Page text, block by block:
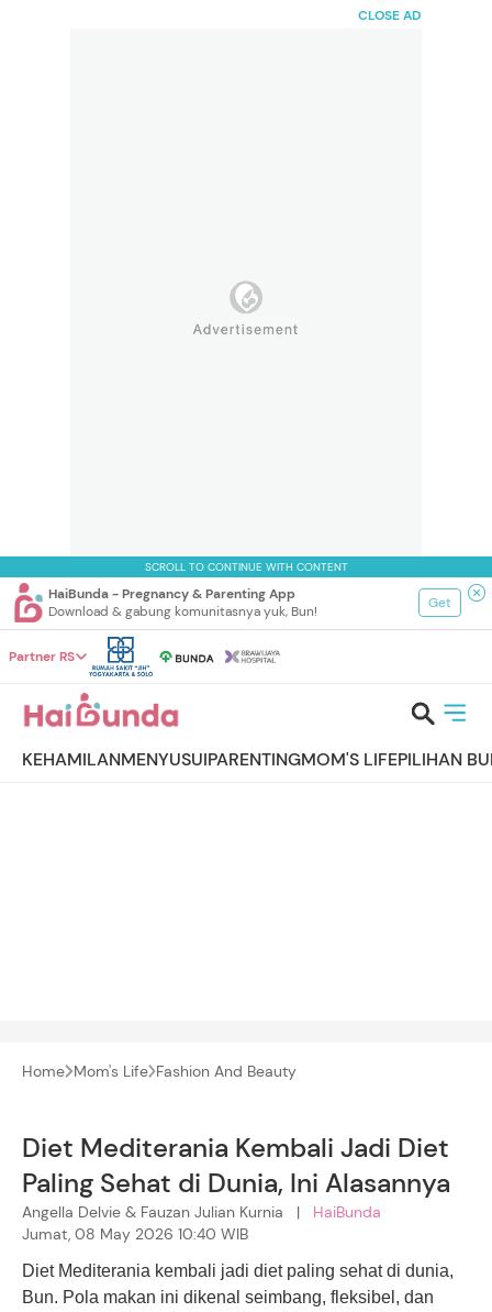
CLOSE AD
SCROLL TO CONTINUE WITH CONTENT
HaiBunda - Pregnancy & Parenting App
Download & gabung komunitasnya yuk, Bun!
Get
Partner RS
KEHAMILANMENYUSUIPARENTINGMOM'S LIFEPILIHAN
Home Mom's Life Fashion And Beauty
Diet Mediterania Kembali Jadi Diet
Paling Sehat di Dunia, Ini Alasannya
Angella Delvie & Fauzan Julian Kurnia | HaiBunda
Jumat, 08 May 2026 10:40 WIB
Diet Mediterania kembali jadi diet paling sehat di dunia,
Bun. Pola makan ini dikenal seimbang, fleksibel, dan